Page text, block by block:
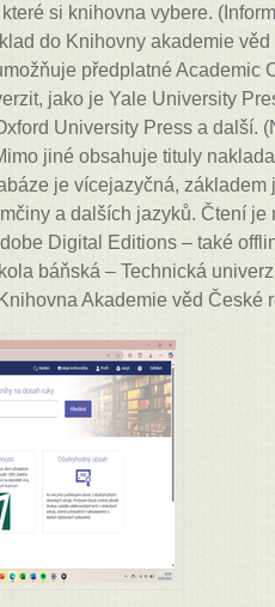
si knihovna vybere.
do Knihovny akademie
předplatné Academic
jako je Yale University
University Press a další.
jiné obsahuje tituly
je vícejazyčná,
a dalších jazyků. Čtení
Digital Editions – také
báňská – Technická
Akademie věd České